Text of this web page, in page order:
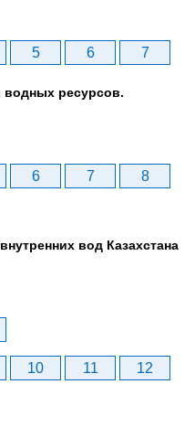
5 6 7
водных ресурсов.
6 7
8
вод Казахстана
10 11
12